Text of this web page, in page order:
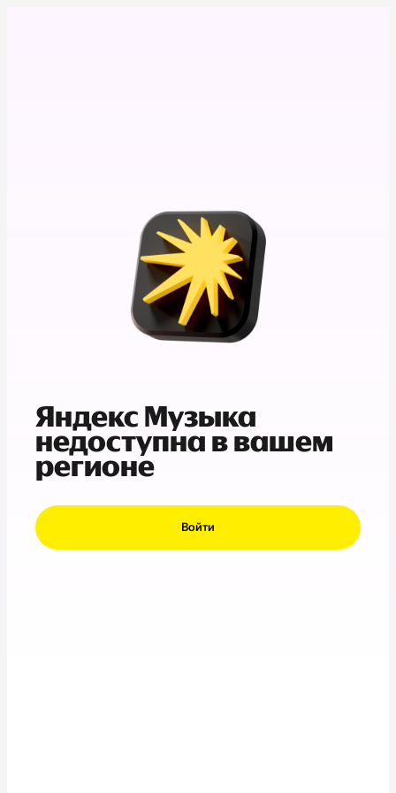
Яндекс Музыка
недоступна в вашем
регионе
Войти